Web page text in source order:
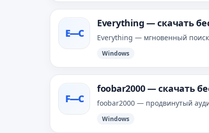
E—С
Everything — скачать
Everything — мгновенный поиск
Windows
F—С
foobar2000 — скачать
foobar2000 — продвинутый
Windows